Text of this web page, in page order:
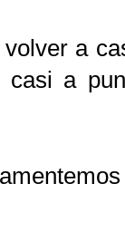
a
casi a